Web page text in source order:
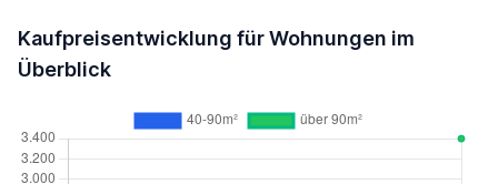
Kaufpreisentwicklung für Wohnungen im
Überblick